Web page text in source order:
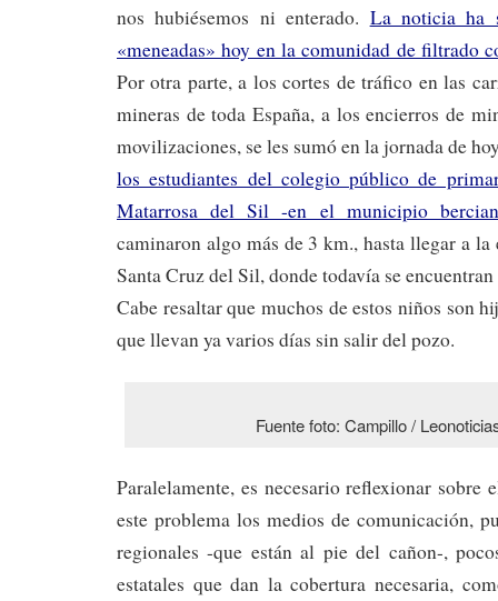
nos hubiésemos ni enterado. La noticia ha
«meneadas» hoy en la comunidad de filtrado
Por otra parte, a los cortes de tráfico en las
mineras de toda España, a los encierros de
movilizaciones, se les sumó en la jornada de
los estudiantes del colegio público de
Matarrosa del Sil -en el municipio
caminaron algo más de 3 km., hasta llegar a
Santa Cruz del Sil, donde todavía se
Cabe resaltar que muchos de estos niños son
que llevan ya varios días sin salir del pozo.
Fuente foto: Campillo /
Paralelamente, es necesario reflexionar sobre
este problema los medios de comunicación,
regionales -que están al pie del cañon-,
estatales que dan la cobertura necesaria,